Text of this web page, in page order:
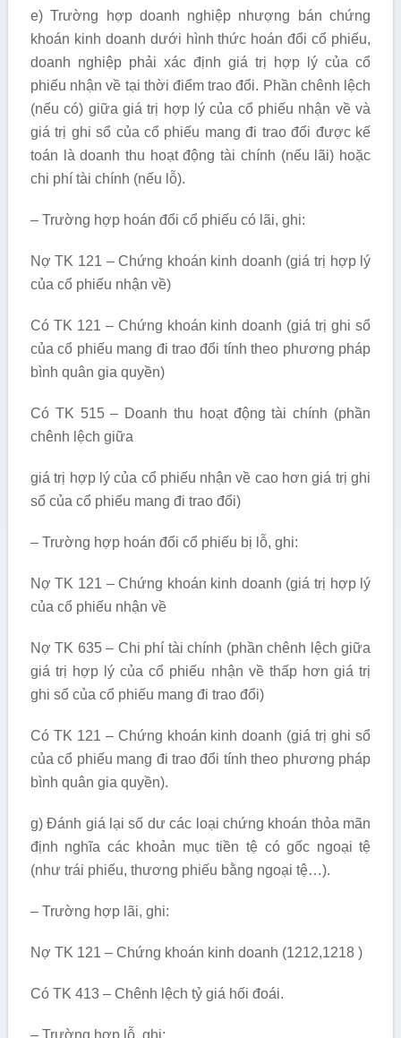
e) Trường hợp doanh nghiệp nhượng bán chứng
khoán kinh doanh dưới hình thức hoán đổi cổ phiếu,
doanh nghiệp phải xác định giá trị hợp lý của cổ
phiếu nhận về tại thời điểm trao đổi. Phần chênh lệch
(nếu có) giữa giá trị hợp lý của cổ phiếu nhận về và
giá trị ghi sổ của cổ phiếu mang đi trao đổi được kế
toán là doanh thu hoạt động tài chính (nếu lãi) hoặc
chi phí tài chính (nếu lỗ).
– Trường hợp hoán đổi cổ phiếu có lãi, ghi:
Nợ TK 121 – Chứng khoán kinh doanh (giá trị hợp lý
của cổ phiếu nhận về)
Có TK 121 – Chứng khoán kinh doanh (giá trị ghi sổ
của cổ phiếu mang đi trao đổi tính theo phương pháp
bình quân gia quyền)
Có TK 515 – Doanh thu hoạt động tài chính (phần
chênh lệch giữa
giá trị hợp lý của cổ phiếu nhận về cao hơn giá trị ghi
sổ của cổ phiếu mang đi trao đổi)
– Trường hợp hoán đổi cổ phiếu bị lỗ, ghi:
Nợ TK 121 – Chứng khoán kinh doanh (giá trị hợp lý
của cổ phiếu nhận về
Nợ TK 635 – Chi phí tài chính (phần chênh lệch giữa
giá trị hợp lý của cổ phiếu nhận về thấp hơn giá trị
ghi sổ của cổ phiếu mang đi trao đổi)
Có TK 121 – Chứng khoán kinh doanh (giá trị ghi sổ
của cổ phiếu mang đi trao đổi tính theo phương pháp
bình quân gia quyền).
g) Đánh giá lại số dư các loại chứng khoán thỏa mãn
định nghĩa các khoản mục tiền tệ có gốc ngoại tệ
(như trái phiếu, thương phiếu bằng ngoại tệ…).
– Trường hợp lãi, ghi:
Nợ TK 121 – Chứng khoán kinh doanh (1212,1218 )
Có TK 413 – Chênh lệch tỷ giá hối đoái.